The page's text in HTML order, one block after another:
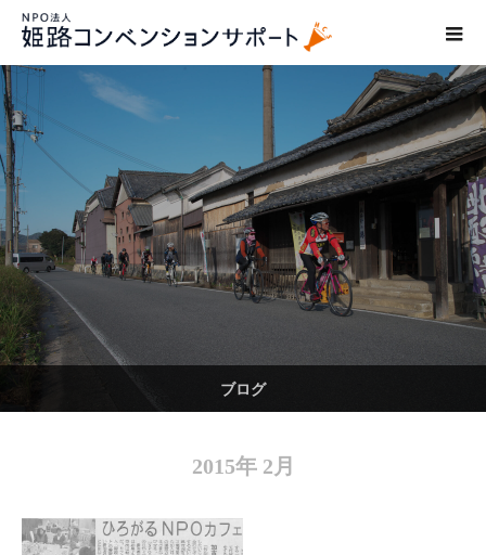
ブログ
2015年 2月